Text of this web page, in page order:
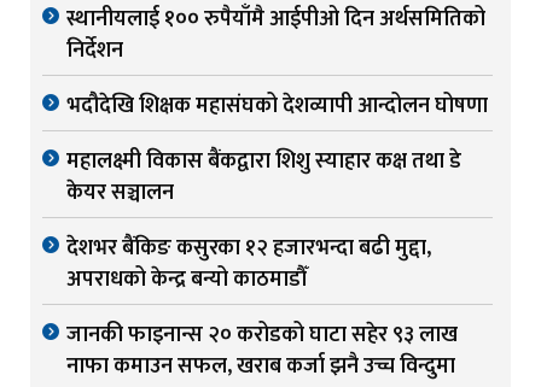
स्थानीयलाई १०० रुपैयाँमै आईपीओ दिन अर्थसमितिको
निर्देशन
भदौदेखि शिक्षक महासंघको देशव्यापी आन्दोलन घोषणा
महालक्ष्मी विकास बैंकद्वारा शिशु स्याहार कक्ष तथा डे
केयर सञ्चालन
देशभर बैंकिङ कसुरका १२ हजारभन्दा बढी मुद्दा,
अपराधको केन्द्र बन्यो काठमाडौँ
जानकी फाइनान्स २० करोडको घाटा सहेर ९३ लाख
नाफा कमाउन सफल, खराब कर्जा झनै उच्च विन्दुमा